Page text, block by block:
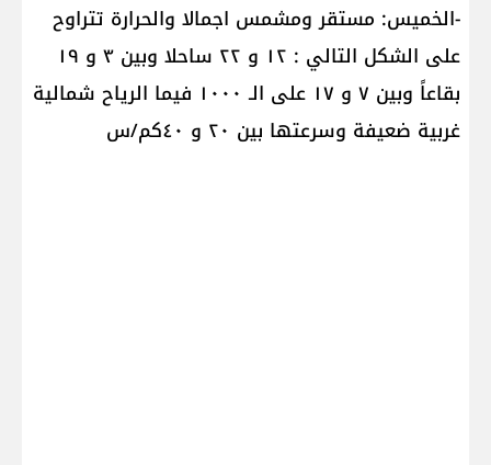
-الخميس: مستقر ومشمس اجمالا والحرارة تتراوح
على الشكل التالي : ١٢ و ٢٢ ساحلا وبين ٣ و ١٩
بقاعاً وبين ٧ و ١٧ على الـ ١٠٠٠ فيما الرياح شمالية
غربية ضعيفة وسرعتها بين ٢٠ و ٤٠كم/س